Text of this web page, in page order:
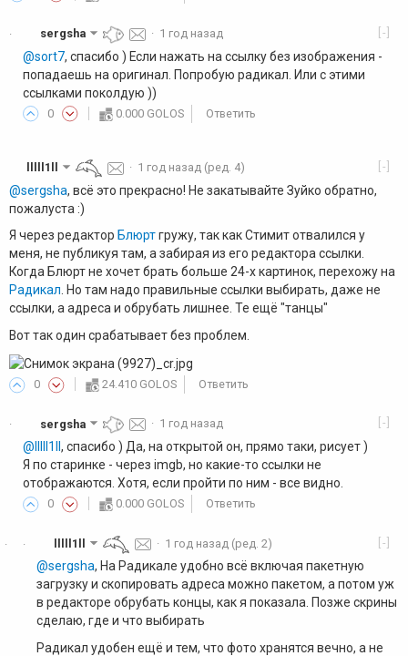
· [-]
sergsha · 1 год назад
@sort7, спасибо ) Если нажать на ссылку без изображения -
попадаешь на оригинал. Попробую радикал. Или с этими
ссылками поколдую ))
0 0.000 GOLOS Ответить
[-]
lllll1ll · 1 год назад (ред. 4)
@sergsha, всё это прекрасно! Не закатывайте Зуйко обратно,
пожалуста :)
Я через редактор Блюртгружу, так как Стимит отвалился у
меня, не публикуя там, а забирая из его редактора ссылки.
Когда Блюрт не хочет брать больше 24-х картинок, перехожу на
Радикал. Но там надо правильные ссылки выбирать, даже не
ссылки, а адреса и обрубать лишнее. Те ещё "танцы"
Вот так один срабатывает без проблем.
0 24.410 GOLOS Ответить
· [-]
sergsha · 1 год назад
@lllll1ll , спасибо ) Да, на открытой он, прямо таки, рисует )
Я по старинке - через imgb, но какие-то ссылки не
отображаются. Хотя, если пройти по ним - все видно.
0 0.000 GOLOS Ответить
·
· [-]
lllll1ll · 1 год назад (ред. 2)
@sergsha, На Радикале удобно всё включая пакетную
загрузку и скопировать адреса можно пакетом, а потом уж
в редакторе обрубать концы, как я показала. Позже скрины
сделаю, где и что выбирать
Радикал удобен ещё и тем, что фото хранятся вечно, а не